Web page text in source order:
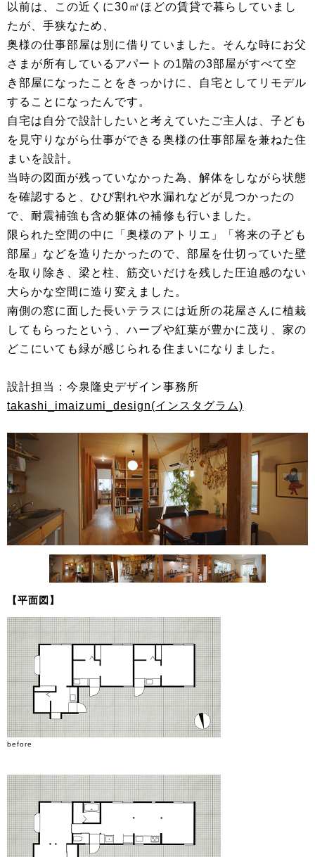
以前は、この近くに30㎡ほどの賃貸で暮らしていまし
たが、手狭なため、
奥様の仕事部屋は別に借りていました。そんな時にお父
さまが所有しているアパートの1階の3部屋がすべて空
き部屋になったことをきっかけに、自宅としてリモデル
することになったんです。
自宅は自分で設計したいと考えていたご主人は、子ども
を見守りながら仕事ができる奥様の仕事部屋を兼ねた住
まいを設計。
当時の図面が残っていなかった為、解体をしながら状態
を確認すると、ひび割れや水漏れなどが見つかったの
で、耐震補強も含め躯体の補修も行いました。
限られた空間の中に「奥様のアトリエ」「将来の子ども
部屋」などを造りたかったので、部屋を仕切っていた壁
を取り除き、梁と柱、筋交いだけを残した圧迫感のない
大らかな空間に造り変えました。
南側の窓に面した長いテラスには近所の花屋さんに植栽
してもらったという、ハーブや紅葉が豊かに茂り、家の
どこにいても緑が感じられる住まいになりました。
設計担当：今泉隆史デザイン事務所
takashi_imaizumi_design(インスタグラム)
【平面図】
before